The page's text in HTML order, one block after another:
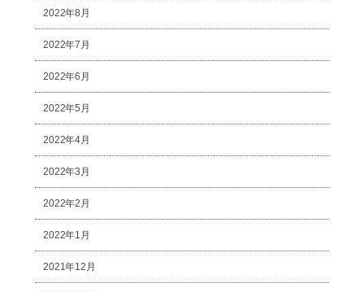
2022年8月
2022年7月
2022年6月
2022年5月
2022年4月
2022年3月
2022年2月
2022年1月
2021年12月